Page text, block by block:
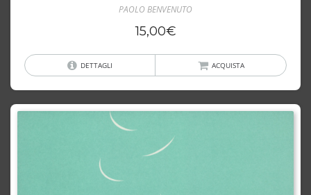
PAOLO BENVENUTO
15,00€
DETTAGLI ACQUISTA